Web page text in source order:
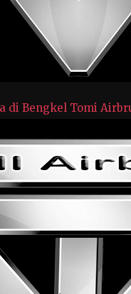
di Bengkel Tomi